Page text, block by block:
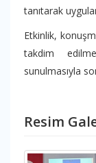
tanıtarak
Etkinlik,
takdim
sunulmasıyla
Resim